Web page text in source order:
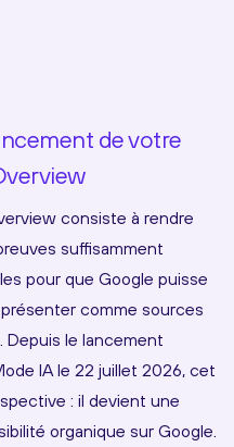
de votre
consiste à rendre
suffisamment
pour que Google puisse
comme sources
Depuis le lancement
IA le 22 juillet 2026, cet
: il devient une
organique sur Google.